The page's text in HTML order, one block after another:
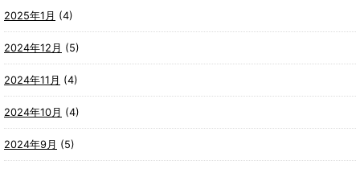
2025年1月 (4)
2024年12月 (5)
2024年11月 (4)
2024年10月 (4)
2024年9月 (5)